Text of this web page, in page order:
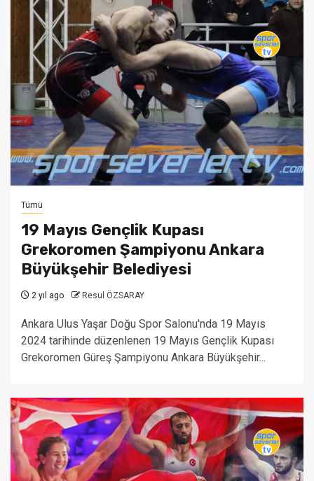
Tümü
19 Mayıs Gençlik Kupası
Grekoromen Şampiyonu Ankara
Büyükşehir Belediyesi
2 yıl ago Resul ÖZSARAY
Ankara Ulus Yaşar Doğu Spor Salonu'nda 19 Mayıs
2024 tarihinde düzenlenen 19 Mayıs Gençlik Kupası
Grekoromen Güreş Şampiyonu Ankara Büyükşehir...